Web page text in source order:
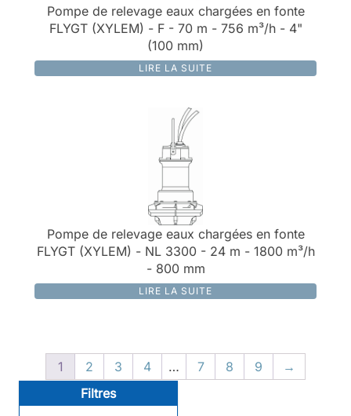
Filtres
Pompe de relevage eaux chargées en fonte
FLYGT (XYLEM) - F - 70 m - 756 m³/h - 4"
(100 mm)
LIRE LA SUITE
Pompe de relevage eaux chargées en fonte
FLYGT (XYLEM) - NL 3300 - 24 m - 1800 m³/h
- 800 mm
LIRE LA SUITE
1 2 3 4 … 7 8 9 →